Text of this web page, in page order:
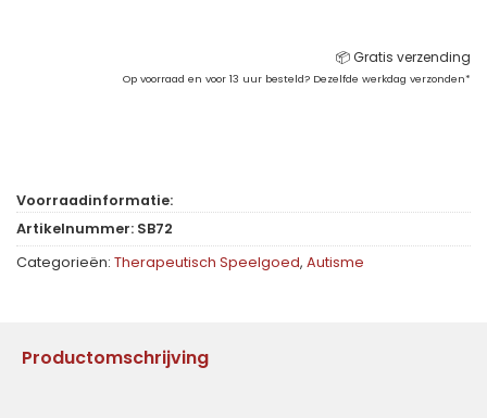
📦 Gratis verzending
Op voorraad en voor 13 uur besteld? Dezelfde werkdag verzonden*
Voorraadinformatie:
Artikelnummer: SB72
Categorieën: Therapeutisch Speelgoed, Autisme
Productomschrijving